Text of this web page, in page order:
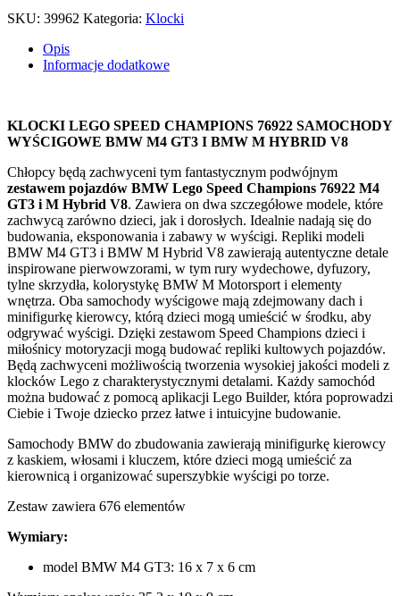
SKU: 39962 Kategoria: Klocki
Opis
Informacje dodatkowe
KLOCKI LEGO SPEED CHAMPIONS 76922 SAMOCHODY
WYŚCIGOWE BMW M4 GT3 I BMW M HYBRID V8
Chłopcy będą zachwyceni tym fantastycznym podwójnym
zestawem pojazdów BMW Lego Speed Champions 76922 M4
GT3 i M Hybrid V8. Zawiera on dwa szczegółowe modele, które
zachwycą zarówno dzieci, jak i dorosłych. Idealnie nadają się do
budowania, eksponowania i zabawy w wyścigi. Repliki modeli
BMW M4 GT3 i BMW M Hybrid V8 zawierają autentyczne detale
inspirowane pierwowzorami, w tym rury wydechowe, dyfuzory,
tylne skrzydła, kolorystykę BMW M Motorsport i elementy
wnętrza. Oba samochody wyścigowe mają zdejmowany dach i
minifigurkę kierowcy, którą dzieci mogą umieścić w środku, aby
odgrywać wyścigi. Dzięki zestawom Speed Champions dzieci i
miłośnicy motoryzacji mogą budować repliki kultowych pojazdów.
Będą zachwyceni możliwością tworzenia wysokiej jakości modeli z
klocków Lego z charakterystycznymi detalami. Każdy samochód
można budować z pomocą aplikacji Lego Builder, która poprowadzi
Ciebie i Twoje dziecko przez łatwe i intuicyjne budowanie.
Samochody BMW do zbudowania zawierają minifigurkę kierowcy
z kaskiem, włosami i kluczem, które dzieci mogą umieścić za
kierownicą i organizować superszybkie wyścigi po torze.
Zestaw zawiera 676 elementów
Wymiary:
model BMW M4 GT3: 16 x 7 x 6 cm